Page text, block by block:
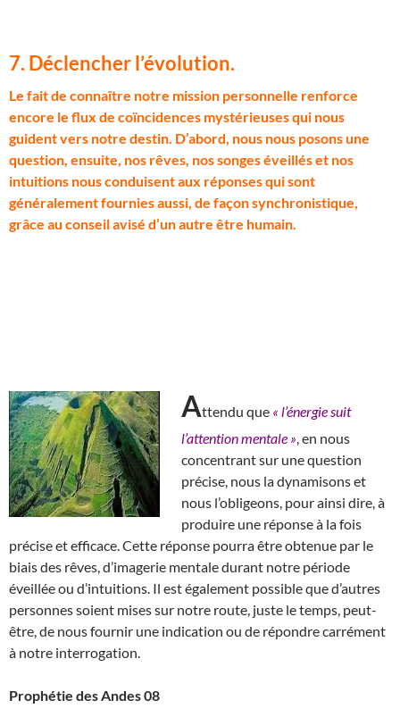
7. Déclencher l’évolution.
L e fait de connaître notre mission personnelle renforce
encore le flux de coïncidences mystérieuses qui nous
guident vers notre destin. D’abord, nous nous posons une
question, ensuite, nos rêves, nos songes éveillés et nos
intuitions nous conduisent aux réponses qui sont
généralement fournies aussi, de façon synchronistique,
grâce au conseil avisé d’un autre être humain.
Attendu que « l’énergie suit
l’attention mentale » , en nous
concentrant sur une question
précise, nous la dynamisons et
nous l’obligeons, pour ainsi dire, à
produire une réponse à la fois
précise et efficace. Cette réponse pourra être obtenue par le
biais des rêves, d’imagerie mentale durant notre période
éveillée ou d’intuitions. Il est également possible que d’autres
personnes soient mises sur notre route, juste le temps, peut-
être, de nous fournir une indication ou de répondre carrément
à notre interrogation.
Prophétie des Andes 08